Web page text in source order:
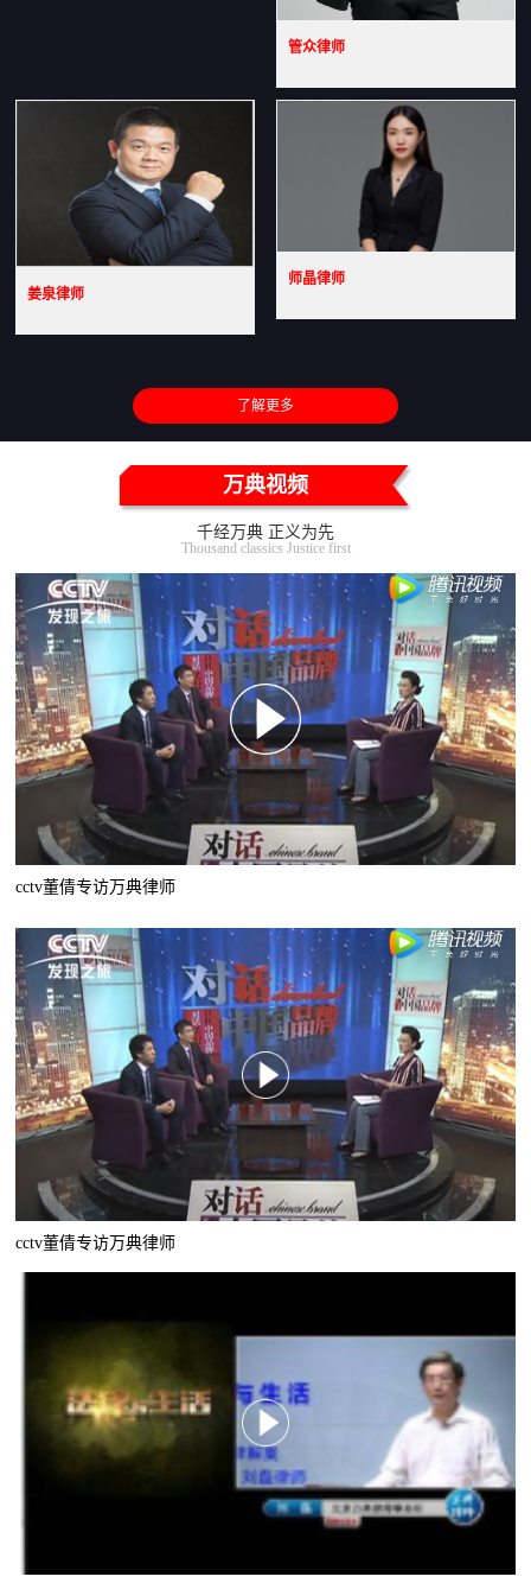
管众律师
姜泉律师
师晶律师
了解更多
万典视频
千经万典 正义为先
Thousand classics Justice first
cctv董倩专访万典律师
cctv董倩专访万典律师